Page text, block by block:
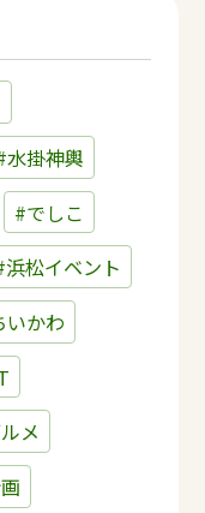
水掛神輿
#でしこ
浜松イベント
いかわ
メ